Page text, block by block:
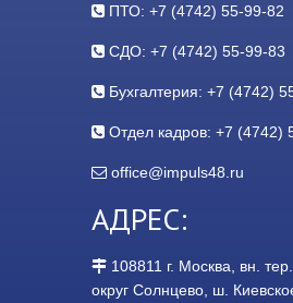
ПТО: +7 (4742) 55-99-82
СДО: +7 (4742) 55-99-83
Бухгалтерия: +7 (4742)
Отдел кадров: +7 (4742)
office@impuls48.ru
АДРЕС:
108811 г. Москва
вн.
округ Солнцево, ш.